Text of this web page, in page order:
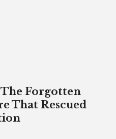
The Forgotten
That Rescued